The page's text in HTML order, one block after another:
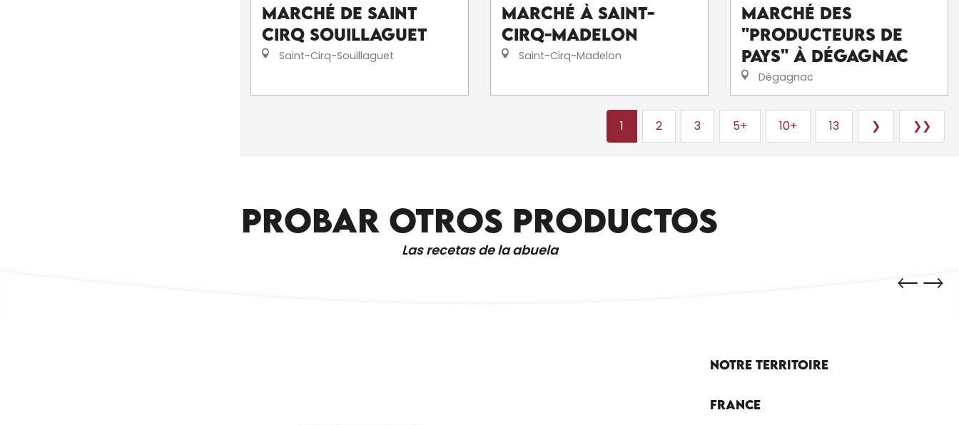
Marché de Saint
Cirq Souillaguet
Saint-Cirq-Souillaguet
Marché à Saint-
Cirq-Madelon
Saint-Cirq-Madelon
Marché des
"Producteurs de
Pays" à Dégagnac
Dégagnac
1 2 3 5+ 10+ 13 ❯ ❯❯
PROBAR OTROS PRODUCTOS
Las recetas de la abuela
TODOS LOS SITIOS QUE HAY QUE VISITAR
Notre territoire
France